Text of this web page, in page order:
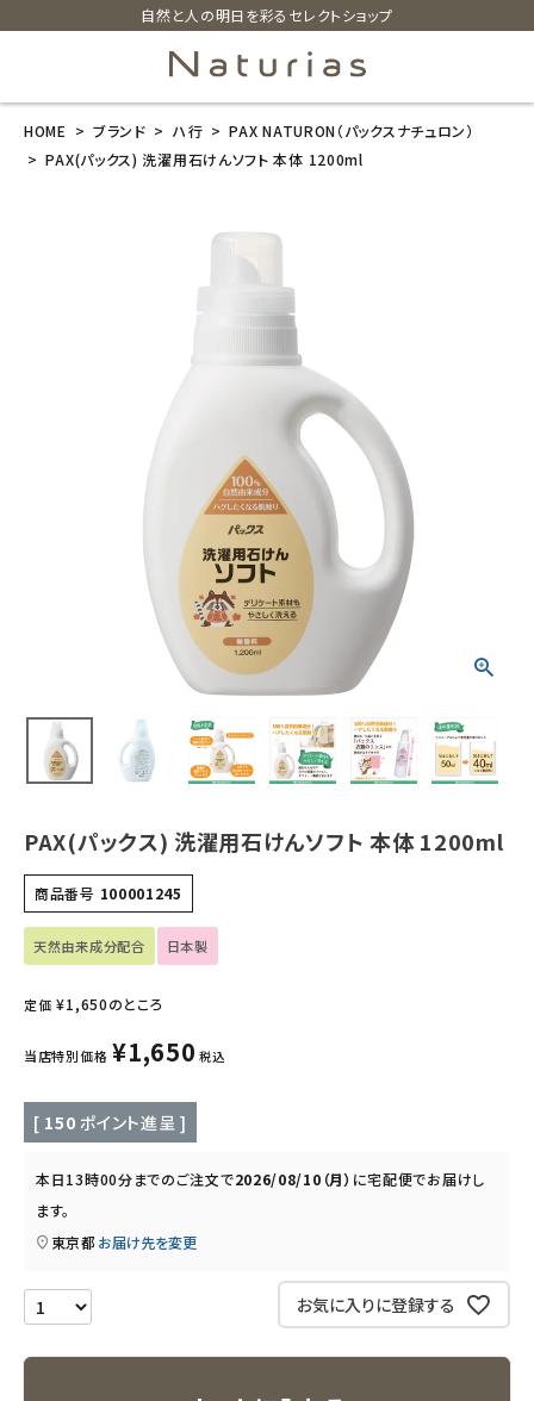
自然と人の明日を彩るセレクトショップ
search
美容・コスメ・香水
日用品雑貨
フェムケア
インナー・下着・ナイトウェア
キッズ・ベビー・マタニティ
キッチン用品
フード・ドリンク
ブランド
定期購入
オリジナルブランド
HOME ブランド ハ行
PAX NATURON（パックスナチュロン）
PAX(パックス) 洗濯用石けんソフト 本体 1200ml
PAX(パックス) 洗濯用石けんソフト 本体 1200ml
商品番号 100001245
天然由来成分配合 日本製
定価 ¥1,650のところ
当店特別価格 ¥1,650 税込
[ 150 ポイント進呈 ]
本日13時00分までのご注文で2026/08/10（月） に宅配便でお届けし
ます。
東京都 お届け先を変更
お気に入りに登録する